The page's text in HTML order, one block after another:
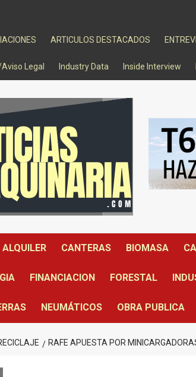
ARTICULOS DESTACADOS
Legal Industry Data Inside Interview
ALQUILER CANTERAS BIOMASA
FINANCIACION FORESTAL
NEUMÁTICOS OBRA PUBLICA
RAFE APUESTA POR